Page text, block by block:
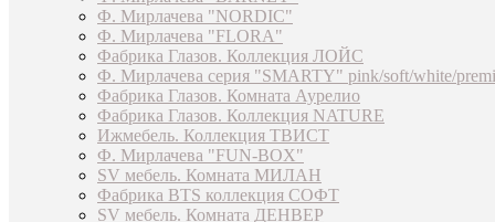
Ф. Мирлачева "NORDIC"
Ф. Мирлачева "FLORA"
Фабрика Глазов. Коллекция ЛОЙС
Ф. Мирлачева серия "SMARTY" pink/soft/white/
Фабрика Глазов. Комната Аурелио
Фабрика Глазов. Коллекция NATURE
Ижмебель. Коллекция ТВИСТ
Ф. Мирлачева "FUN-BOX"
SV мебель. Комната МИЛАН
Фабрика BTS коллекция СОФТ
SV мебель. Комната ДЕНВЕР